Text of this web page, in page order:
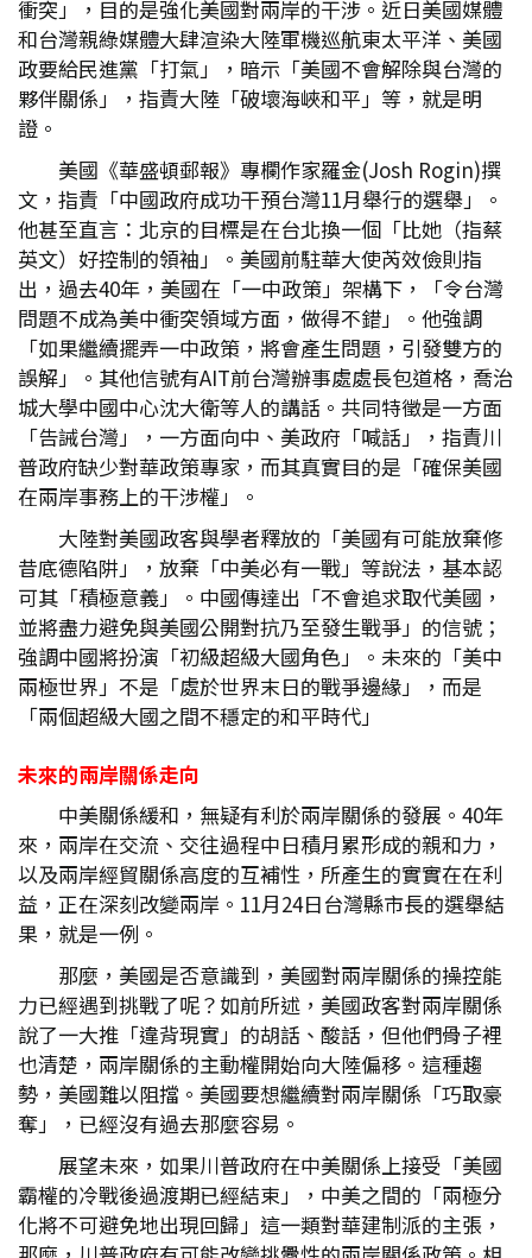
衝突」，目的是強化美國對兩岸的干涉。近日美國媒體
和台灣親綠媒體大肆渲染大陸軍機巡航東太平洋、美國
政要給民進黨「打氣」，暗示「美國不會解除與台灣的
夥伴關係」，指責大陸「破壞海峽和平」等，就是明
證。
美國《華盛頓郵報》專欄作家羅金(Josh Rogin)撰
文，指責「中國政府成功干預台灣11月舉行的選舉」。
他甚至直言：北京的目標是在台北換一個「比她（指蔡
英文）好控制的領袖」。美國前駐華大使芮效儉則指
出，過去40年，美國在「一中政策」架構下，「令台灣
問題不成為美中衝突領域方面，做得不錯」。他強調
「如果繼續擺弄一中政策，將會產生問題，引發雙方的
誤解」。其他信號有AIT前台灣辦事處處長包道格，喬治
城大學中國中心沈大衛等人的講話。共同特徵是一方面
「告誡台灣」，一方面向中、美政府「喊話」，指責川
普政府缺少對華政策專家，而其真實目的是「確保美國
在兩岸事務上的干涉權」。
大陸對美國政客與學者釋放的「美國有可能放棄修
昔底德陷阱」，放棄「中美必有一戰」等說法，基本認
可其「積極意義」。中國傳達出「不會追求取代美國，
並將盡力避免與美國公開對抗乃至發生戰爭」的信號；
強調中國將扮演「初級超級大國角色」。未來的「美中
兩極世界」不是「處於世界末日的戰爭邊緣」，而是
「兩個超級大國之間不穩定的和平時代」
未來的兩岸關係走向
中美關係緩和，無疑有利於兩岸關係的發展。40年
來，兩岸在交流、交往過程中日積月累形成的親和力，
以及兩岸經貿關係高度的互補性，所產生的實實在在利
益，正在深刻改變兩岸。11月24日台灣縣市長的選舉結
果，就是一例。
那麼，美國是否意識到，美國對兩岸關係的操控能
力已經遇到挑戰了呢？如前所述，美國政客對兩岸關係
說了一大推「違背現實」的胡話、酸話，但他們骨子裡
也清楚，兩岸關係的主動權開始向大陸偏移。這種趨
勢，美國難以阻擋。美國要想繼續對兩岸關係「巧取豪
奪」，已經沒有過去那麼容易。
展望未來，如果川普政府在中美關係上接受「美國
霸權的冷戰後過渡期已經結束」，中美之間的「兩極分
化將不可避免地出現回歸」這一類對華建制派的主張，